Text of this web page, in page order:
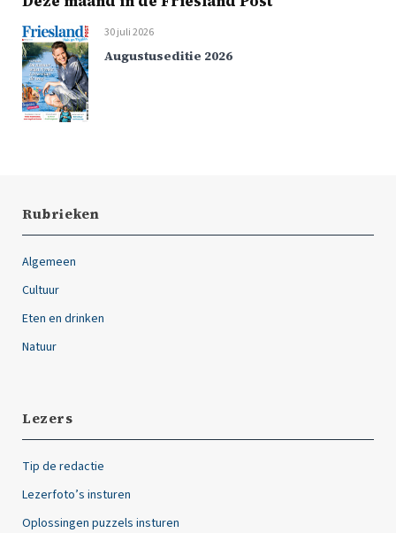
30 juli 2026
Augustuseditie 2026
Rubrieken
Algemeen
Cultuur
Eten en drinken
Natuur
Lezers
Tip de redactie
Lezerfoto’s insturen
Oplossingen puzzels insturen